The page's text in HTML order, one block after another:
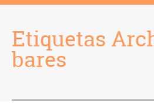
Etiquetas
bares